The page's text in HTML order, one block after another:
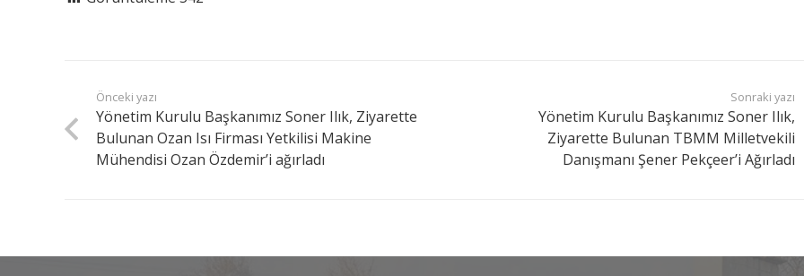
Önceki yazı
Yönetim Kurulu Başkanımız Soner Ilık, Ziyarette
Bulunan Ozan Isı Firması Yetkilisi Makine
Mühendisi Ozan Özdemir’i ağırladı
Sonraki yazı
Yönetim Kurulu Başkanımız Soner Ilık,
Ziyarette Bulunan TBMM Milletvekili
Danışmanı Şener Pekçeer’i Ağırladı